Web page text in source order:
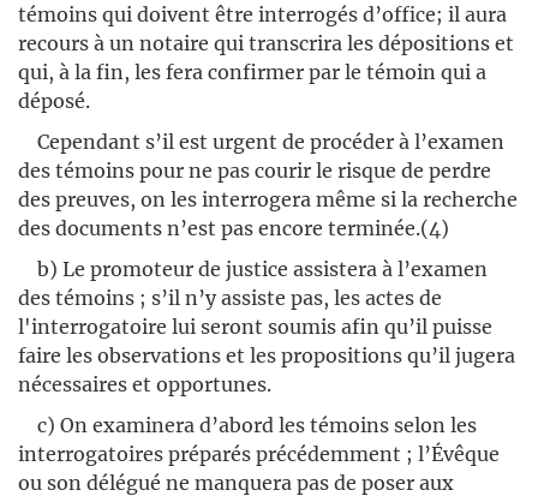
témoins qui doivent être interrogés d’office; il aura
recours à un notaire qui transcrira les dépositions et
qui, à la fin, les fera confirmer par le témoin qui a
déposé.
Cependant s’il est urgent de procéder à l’examen
des témoins pour ne pas courir le risque de perdre
des preuves, on les interrogera même si la recherche
des documents n’est pas encore terminée.(4)
b) Le promoteur de justice assistera à l’examen
des témoins ; s’il n’y assiste pas, les actes de
l'interrogatoire lui seront soumis afin qu’il puisse
faire les observations et les propositions qu’il jugera
nécessaires et opportunes.
c) On examinera d’abord les témoins selon les
interrogatoires préparés précédemment ; l’Évêque
ou son délégué ne manquera pas de poser aux